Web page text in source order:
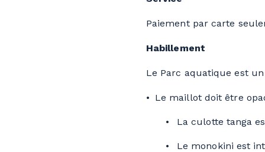
Paiement par carte
Habillement
Le Parc aquatique est
Le maillot doit être
La culotte tanga
Le monokini est